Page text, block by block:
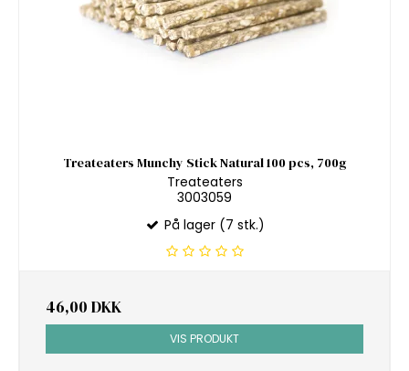
Treateaters Munchy Stick Natural 100 pcs, 700g
Treateaters
3003059
På lager (7 stk.)
46,00 DKK
VIS PRODUKT